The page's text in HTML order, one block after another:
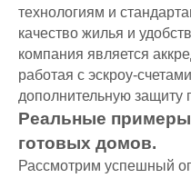
технологиям и
качество жилья и
компания является
работая с эскроу-
дополнительную защиту
Реальные
готовых домов.
Рассмотрим успешный